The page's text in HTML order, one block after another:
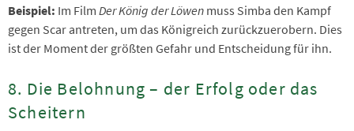
Beispiel: Im Film Der König der Löwen muss Simba den Kampf
gegen Scar antreten, um das Königreich zurückzuerobern. Dies
ist der Moment der größten Gefahr und Entscheidung für ihn.
8. Die Belohnung – der Erfolg oder das
Scheitern